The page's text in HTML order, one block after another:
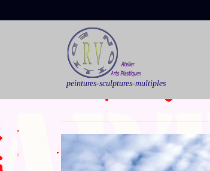
peintures-sculptures-multiples